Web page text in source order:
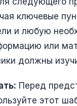
ключевые
и любую
или
должны
Перед
этот